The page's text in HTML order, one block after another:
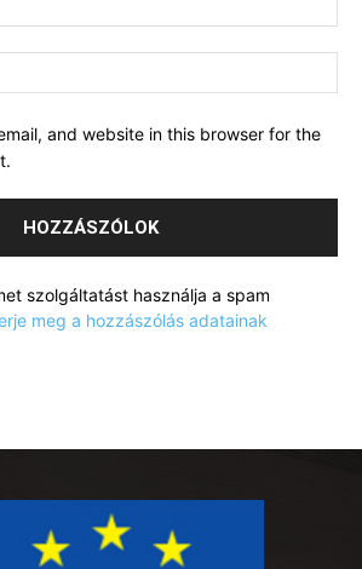
and website in this browser for the
szolgáltatást használja a spam
meg a hozzászólás adatainak